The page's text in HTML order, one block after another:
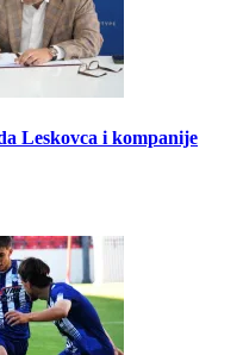
Leskovca i kompanije